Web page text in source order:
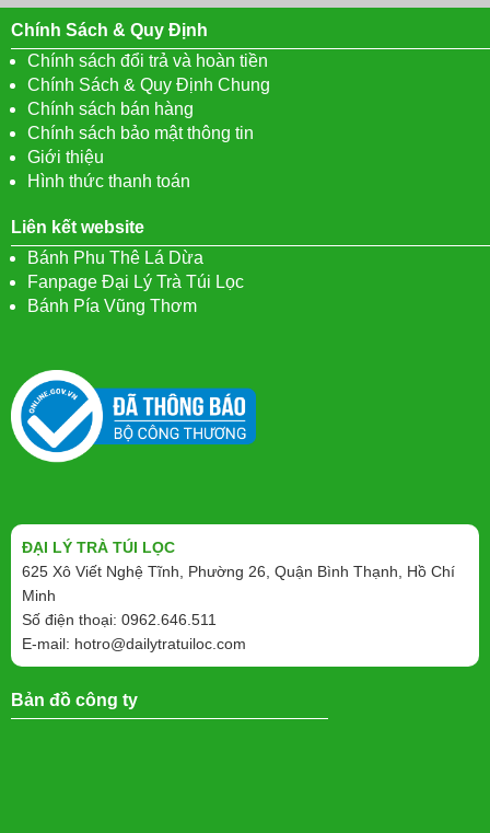
Chính Sách & Quy Định
Chính sách đổi trả và hoàn tiền
Chính Sách & Quy Định Chung
Chính sách bán hàng
Chính sách bảo mật thông tin
Giới thiệu
Hình thức thanh toán
Liên kết website
Bánh Phu Thê Lá Dừa
Fanpage Đại Lý Trà Túi Lọc
Bánh Pía Vũng Thơm
ĐẠI LÝ TRÀ TÚI LỌC
625 Xô Viết Nghệ Tĩnh, Phường 26, Quận Bình Thạnh, Hồ Chí
Minh
Số điện thoại: 0962.646.511
E-mail: hotro@dailytratuiloc.com
Bản đồ công ty